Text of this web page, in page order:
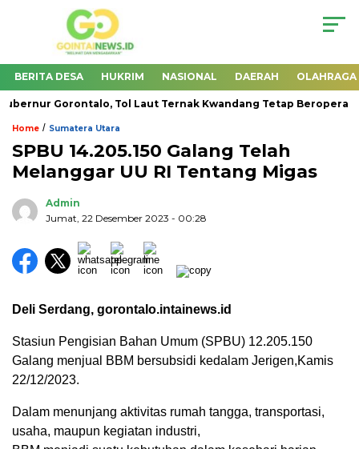
BERITA DESA HUKRIM NASIONAL DAERAH OLAHRAGA
Gorontalo, Tol Laut Ternak Kwandang Tetap Beroperasi
Home / Sumatera Utara
SPBU 14.205.150 Galang Telah
Melanggar UU RI Tentang Migas
Admin
Jumat, 22 Desember 2023 - 00:28
Deli Serdang, gorontalo.intainews.id
Stasiun Pengisian Bahan Umum (SPBU) 12.205.150
Galang menjual BBM bersubsidi kedalam Jerigen,Kamis
22/12/2023.
Dalam menunjang aktivitas rumah tangga, transportasi,
usaha, maupun kegiatan industri,